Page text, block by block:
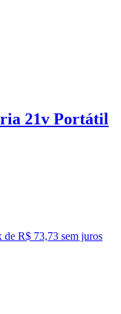
21v Portátil
de R$ 73,73 sem juros